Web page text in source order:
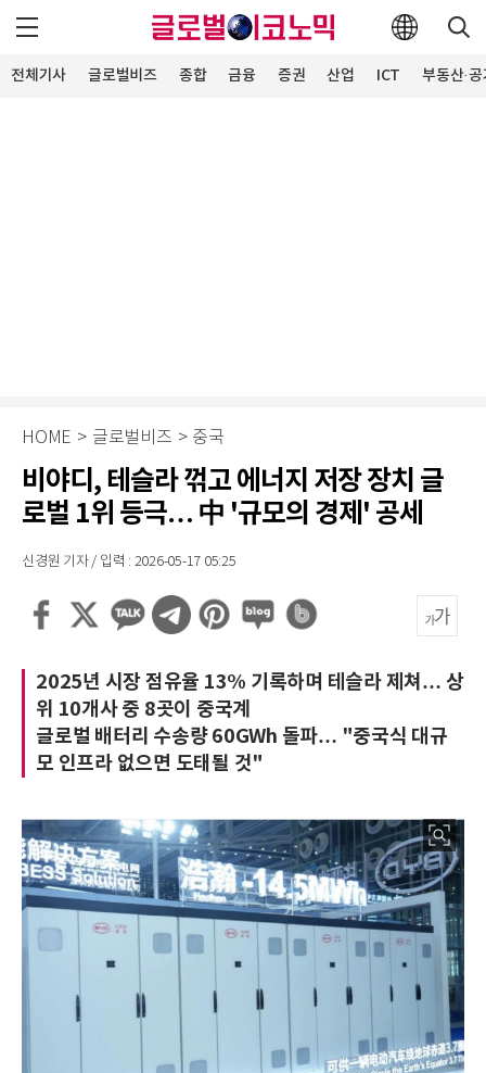
전체기사 글로벌비즈 종합 금융 증권 산업 ICT 부동산·
HOME > 글로벌비즈 > 중국
비야디, 테슬라 꺾고 에너지 저장 장치 글
로벌 1위 등극… 中 '규모의 경제' 공세
신경원 기자 / 입력 : 2026-05-17 05:25
2025년 시장 점유율 13% 기록하며 테슬라 제쳐… 상
위 10개사 중 8곳이 중국계
글로벌 배터리 수송량 60GWh 돌파… "중국식 대규
모 인프라 없으면 도태될 것"